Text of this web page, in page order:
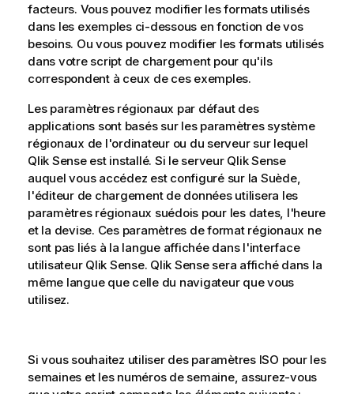
facteurs. Vous pouvez modifier les formats utilisés
dans les exemples ci-dessous en fonction de vos
besoins. Ou vous pouvez modifier les formats utilisés
dans votre script de chargement pour qu'ils
correspondent à ceux de ces exemples.
Les paramètres régionaux par défaut des
applications sont basés sur les paramètres système
régionaux de l'ordinateur ou du serveur sur lequel
Qlik Senseest installé. Si le serveur Qlik Sense
auquel vous accédez est configuré sur la Suède,
l'éditeur de chargement de données utilisera les
paramètres régionaux suédois pour les dates, l'heure
et la devise. Ces paramètres de format régionaux ne
sont pas liés à la langue affichée dans l'interface
utilisateur Qlik Sense. Qlik Sensesera affiché dans la
même langue que celle du navigateur que vous
utilisez.
Si vous souhaitez utiliser des paramètres ISO pour les
semaines et les numéros de semaine, assurez-vous